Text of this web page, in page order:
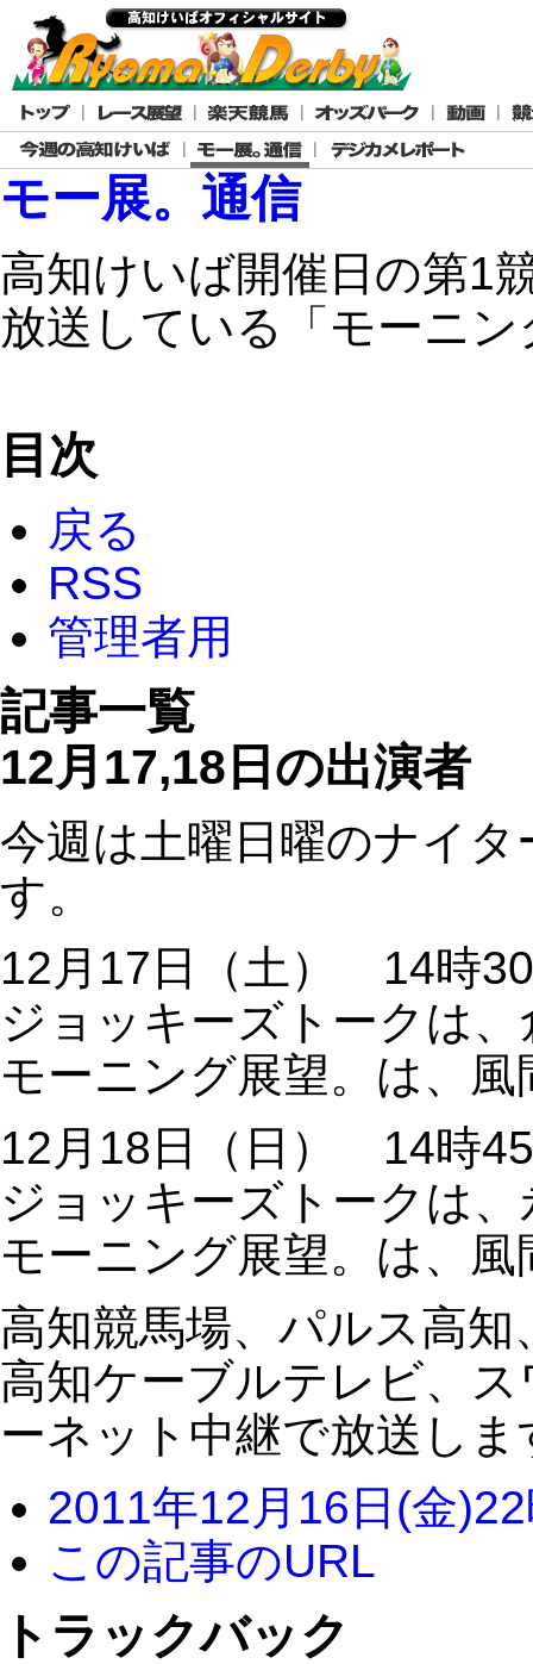
モー展。通信
高知けいば開催日の第1
放送している「モーニ
目次
戻る
RSS
管理者用
記事一覧
12月17,18日の出演者
今週は土曜日曜のナイ
す。
12月17日（土） 14時
ジョッキーズトークは
モーニング展望。は、風
12月18日（日） 14時
ジョッキーズトークは
モーニング展望。は、風
高知競馬場、パルス高
高知ケーブルテレビ、
ーネット中継で放送しま
2011年12月16日(金
この記事のURL
トラックバック